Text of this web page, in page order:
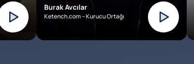
Burak Avcılar
Ketench.com – Kurucu Ortağı